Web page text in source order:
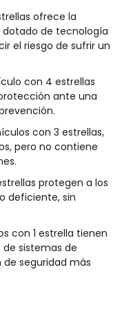
ofrece la
de tecnología
el riesgo de sufrir un
con 4 estrellas
ante una
con 3 estrellas,
pero no contiene
protegen a los
deficiente, sin
con 1 estrella tienen
sistemas de
de seguridad más